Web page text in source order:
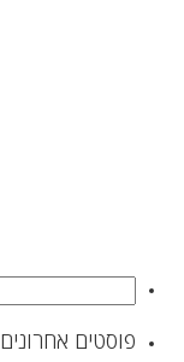
פוסטים אחרונים